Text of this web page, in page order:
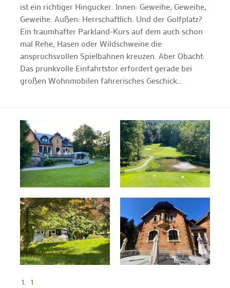
ist ein richtiger Hingucker. Innen: Geweihe, Geweihe,
Geweihe. Außen: Herrschaftlich. Und der Golfplatz?
Ein traumhafter Parkland-Kurs auf dem auch schon
mal Rehe, Hasen oder Wildschweine die
anspruchsvollen Spielbahnen kreuzen. Aber Obacht:
Das prunkvolle Einfahrtstor erfordert gerade bei
großen Wohnmobilen fahrerisches Geschick…
1